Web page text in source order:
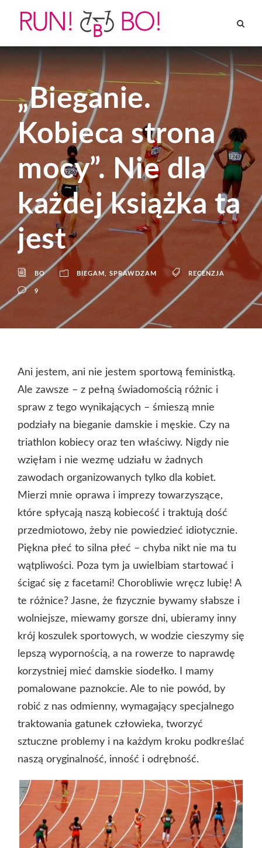
„Bieganie.
Kobieca strona
mocy”. Nie dla
każdej książka ta
jest
BO BIEGAM SPRAWDZAM RECENZJA
9
Ani jestem, ani nie jestem sportową feministką.
Ale zawsze – z pełną świadomością różnic i
spraw z tego wynikających – śmieszą mnie
podziały na bieganie damskie i męskie. Czy na
triathlon kobiecy oraz ten właściwy. Nigdy nie
wzięłam i nie wezmę udziału w żadnych
zawodach organizowanych tylko dla kobiet.
Mierzi mnie oprawa i imprezy towarzyszące,
które spłycają naszą kobiecość i traktują dość
przedmiotowo, żeby nie powiedzieć idiotycznie.
Piękna płeć to silna płeć – chyba nikt nie ma tu
wątpliwości. Poza tym ja uwielbiam startować i
ścigać się z facetami! Chorobliwie wręcz lubię! A
te różnice? Jasne, że fizycznie bywamy słabsze i
wolniejsze, miewamy gorsze dni, ubieramy inny
krój koszulek sportowych, w wodzie cieszymy się
lepszą wypornością, a na rowerze to naprawdę
korzystniej mieć damskie siodełko. I mamy
pomalowane paznokcie. Ale to nie powód, by
robić z nas odmienny, wymagający specjalnego
traktowania gatunek człowieka, tworzyć
sztuczne problemy i na każdym kroku podkreślać
naszą oryginalność, inność i odrębność.